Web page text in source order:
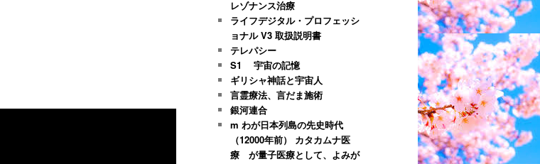
レゾナンス治療
ライフデジタル・プロフェッシ
ョナル V3 取扱説明書
テレパシー
S1 宇宙の記憶
ギリシャ神話と宇宙人
言霊療法、言だま施術
銀河連合
m わが日本列島の先史時代
（12000年前） カタカムナ医
療 が量子医療として、よみが